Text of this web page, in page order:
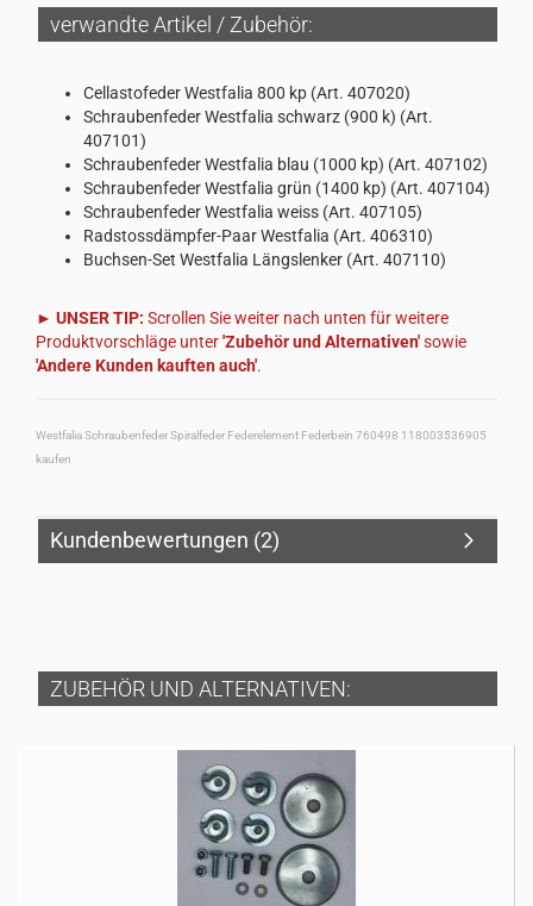
verwandte Artikel / Zubehör:
Cellastofeder Westfalia 800 kp (Art. 407020)
Schraubenfeder Westfalia schwarz (900 k) (Art.
407101)
Schraubenfeder Westfalia blau (1000 kp) (Art. 407102)
Schraubenfeder Westfalia grün (1400 kp) (Art. 407104)
Schraubenfeder Westfalia weiss (Art. 407105)
Radstossdämpfer-Paar Westfalia (Art. 406310)
Buchsen-Set Westfalia Längslenker (Art. 407110)
► UNSER TIP: Scrollen Sie weiter nach unten für weitere
Produktvorschläge unter'Zubehör und Alternativen'sowie
'Andere Kunden kauften auch'.
Westfalia Schraubenfeder Spiralfeder Federelement Federbein 760498 118003536905
kaufen
Kundenbewertungen (2)
ZUBEHÖR UND ALTERNATIVEN: